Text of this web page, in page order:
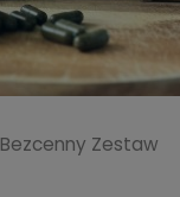
Bezcenny Zestaw